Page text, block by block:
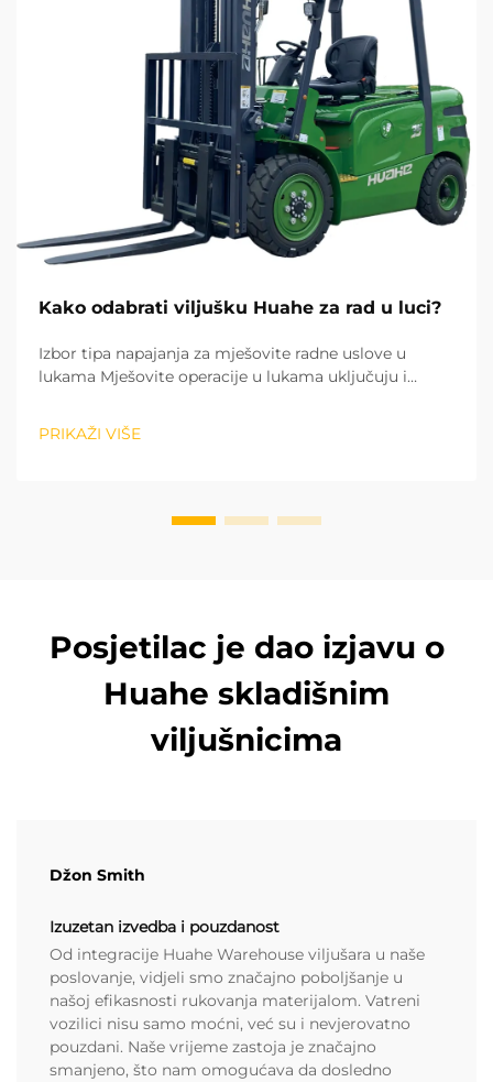
Kako odabrati viljušku Huahe za rad u luci?
Izbor tipa napajanja za mješovite radne uslove u
lukama Mješovite operacije u lukama uključuju i
utovar i istovar tereta na otvorenom dvorištu. To čini
tip snage prvim faktorom prilikom izbora viljuškara....
PRIKAŽI VIŠE
Posjetilac je dao izjavu o
Huahe skladišnim
viljušnicima
Džon Smith
Izuzetan izvedba i pouzdanost
Od integracije Huahe Warehouse viljušara u naše
poslovanje, vidjeli smo značajno poboljšanje u
našoj efikasnosti rukovanja materijalom. Vatreni
vozilici nisu samo moćni, već su i nevjerovatno
pouzdani. Naše vrijeme zastoja je značajno
smanjeno, što nam omogućava da dosledno